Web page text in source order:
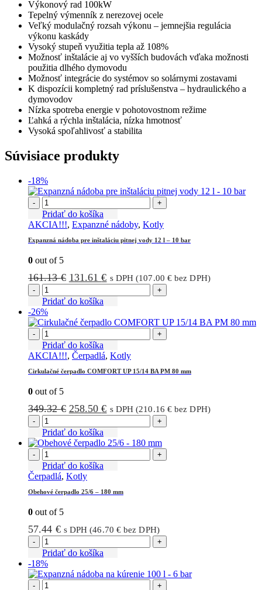
Výkonový rad 100kW
Tepelný výmenník z nerezovej ocele
Veľký modulačný rozsah výkonu – jemnejšia regulácia
výkonu kaskády
Vysoký stupeň využitia tepla až 108%
Možnosť inštalácie aj vo vyšších budovách vďaka možnosti
použitia dlhého dymovodu
Možnosť integrácie do systémov so solárnymi zostavami
K dispozícii kompletný rad príslušenstva – hydraulického a
dymovodov
Nízka spotreba energie v pohotovostnom režime
Ľahká a rýchla inštalácia, nízka hmotnosť
Vysoká spoľahlivosť a stabilita
Súvisiace produkty
-18%
- +
Pridať do košíka
AKCIA!!!, Expanzné nádoby, Kotly
Expanzná nádoba pre inštaláciu pitnej vody 12 l – 10 bar
0 out of 5
161.13€ Pôvodná
bola:
131.61€Aktuálna
s DPH (107.00 € bez DPH)
- +
Pridať do košíka
-26%
- +
Pridať do košíka
AKCIA!!!, Čerpadlá, Kotly
Cirkulačné čerpadlo COMFORT UP 15/14 BA PM 80 mm
0 out of 5
349.32€ Pôvodná
bola:
349.32 €.
258.50€Aktuálna
258.50 €.
s DPH (210.16 € bez DPH)
- +
Pridať do košíka
- +
Pridať do košíka
Čerpadlá, Kotly
Obehové čerpadlo 25/6 – 180 mm
0 out of 5
57.44 € s DPH (46.70 € bez DPH)
- +
Pridať do košíka
-18%
- +